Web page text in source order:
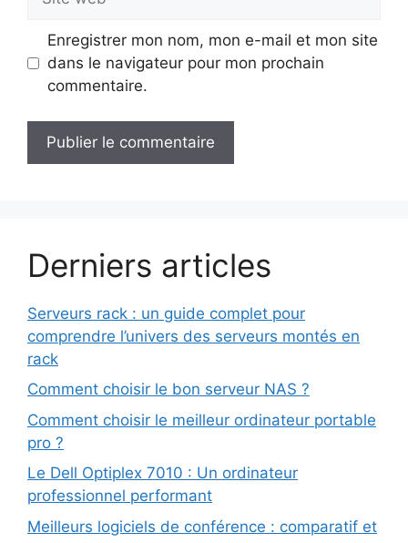
web
Enregistrer mon nom, mon e-mail et mon site
dans le navigateur pour mon prochain
commentaire.
Derniers articles
Serveurs rack : un guide complet pour
comprendre l’univers des serveurs montés en
rack
Comment choisir le bon serveur NAS ?
Comment choisir le meilleur ordinateur portable
pro ?
Le Dell Optiplex 7010 : Un ordinateur
professionnel performant
Meilleurs logiciels de conférence : comparatif et